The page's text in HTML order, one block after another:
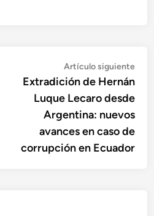
Artículo siguiente
Extradición de Hernán
Luque Lecaro desde
Argentina: nuevos
avances en caso de
corrupción en Ecuador